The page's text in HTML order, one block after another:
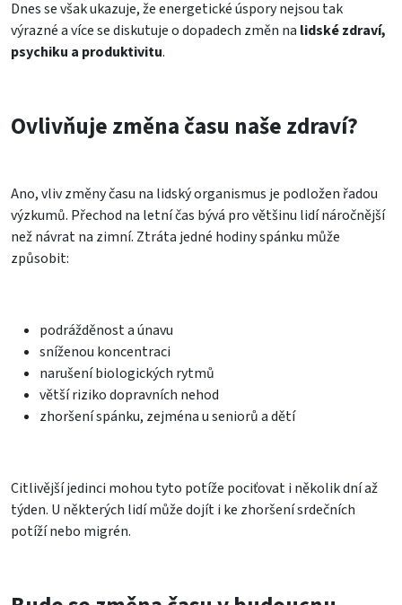
Dnes se však ukazuje, že energetické úspory nejsou tak
výrazné a více se diskutuje o dopadech změn na lidské zdraví,
psychiku a produktivitu.
Ovlivňuje změna času naše zdraví?
Ano, vliv změny času na lidský organismus je podložen řadou
výzkumů. Přechod na letní čas bývá pro většinu lidí náročnější
než návrat na zimní. Ztráta jedné hodiny spánku může
způsobit:
podrážděnost a únavu
sníženou koncentraci
narušení biologických rytmů
větší riziko dopravních nehod
zhoršení spánku, zejména u seniorů a dětí
Citlivější jedinci mohou tyto potíže pociťovat i několik dní až
týden. U některých lidí může dojít i ke zhoršení srdečních
potíží nebo migrén.